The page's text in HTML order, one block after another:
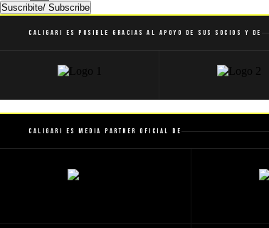
Suscribite/ Subscribe
Caligari es posible gracias al apoyo de sus socios y de
Caligari es Media Partner Oficial de